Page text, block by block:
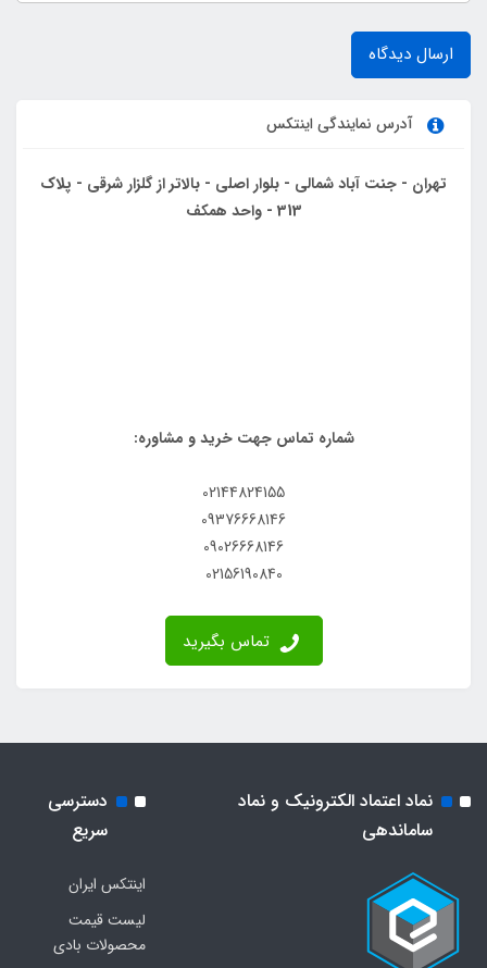
ارسال دیدگاه
آدرس نمایندگی اینتکس
تهران - جنت آباد شمالی - بلوار اصلی - بالاتر از گلزار شرقی - پلاک
313 - واحد همکف
شماره تماس جهت خرید و مشاوره:
02144824155
09376668146
09026668146
02156190840
تماس بگیرید
نماد اعتماد الکترونیک و نماد
ساماندهی
دسترسی
سریع
اینتکس ایران
لیست قیمت
محصولات بادی